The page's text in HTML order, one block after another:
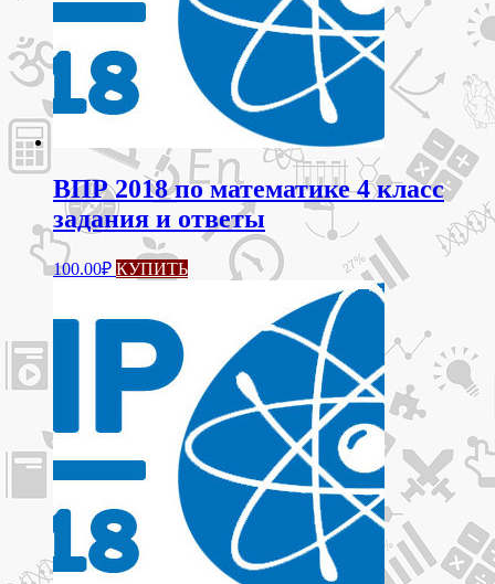
ВПР 2018 по математике 4 класс
задания и ответы
100.00₽ КУПИТЬ